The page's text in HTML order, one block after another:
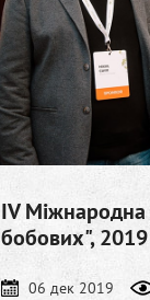
IV
бобових", 2019
06 дек 2019